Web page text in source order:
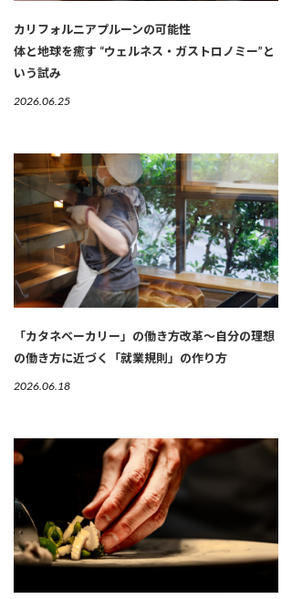
カリフォルニアプルーンの可能性
体と地球を癒す “ウェルネス・ガストロノミー”と
いう試み
2026.06.25
「カタネベーカリー」の働き方改革～自分の理想
の働き方に近づく「就業規則」の作り方
2026.06.18